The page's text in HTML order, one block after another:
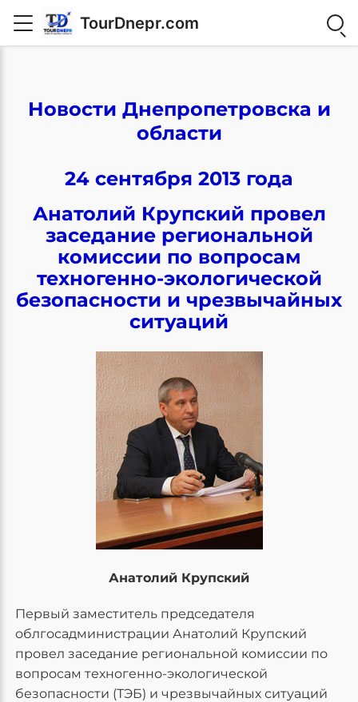
TourDnepr.com
Новости Днепропетровска и
области
24 сентября 2013 года
Анатолий Крупский провел
заседание региональной
комиссии по вопросам
техногенно-экологической
безопасности и чрезвычайных
ситуаций
Анатолий Крупский
Первый заместитель председателя
облгосадминистрации Анатолий Крупский
провел заседание региональной комиссии по
вопросам техногенно-экологической
безопасности (ТЭБ) и чрезвычайных ситуаций